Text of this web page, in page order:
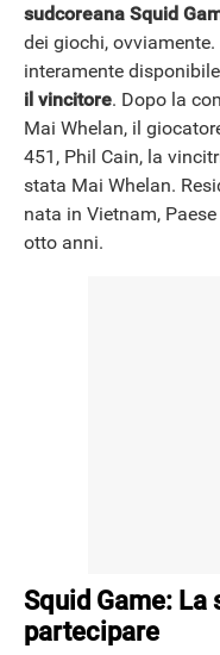
sudcoreana Squid
dei giochi,
interamente disponibile
il vincitore. Dopo la
Mai Whelan, il
451, Phil Cain, la
stata Mai Whelan.
nata in Vietnam,
otto anni.
Squid Game: La
partecipare